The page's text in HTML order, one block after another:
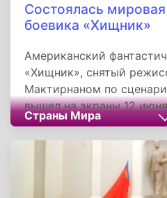
Состоялась
боевика «Хищник»
Американский
«Хищник», снятый
Мактирнаном по
вышел на экраны 12
роли в фильме
Шварценеггер, Карл
Каррильо, Джесси
проводились в
рядом с Паленке и
Страны Мира